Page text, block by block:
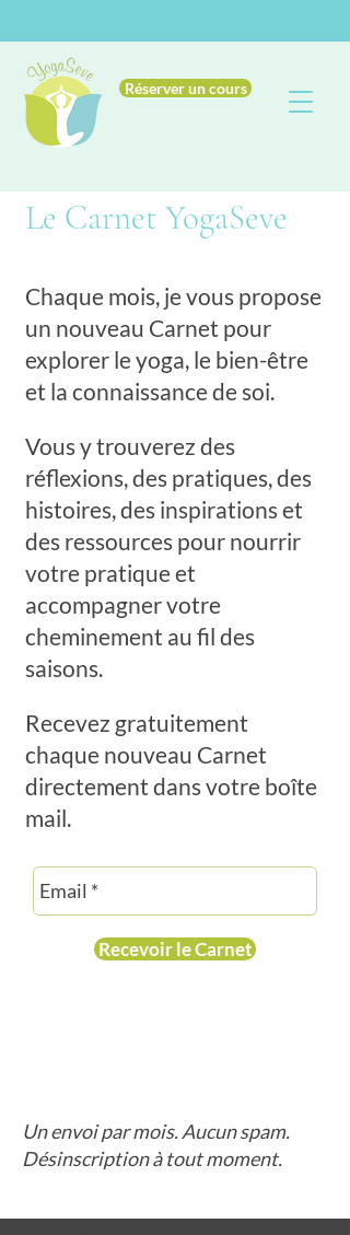
Réserver un cours
Le Carnet YogaSeve
Chaque mois, je vous propose
un nouveau Carnet pour
explorer le yoga, le bien-être
et la connaissance de soi.
Vous y trouverez des
réflexions, des pratiques, des
histoires, des inspirations et
des ressources pour nourrir
votre pratique et
accompagner votre
cheminement au fil des
saisons.
Recevez gratuitement
chaque nouveau Carnet
directement dans votre boîte
mail.
Recevoir le Carnet
Un envoi par mois. Aucun spam.
Désinscription à tout moment.